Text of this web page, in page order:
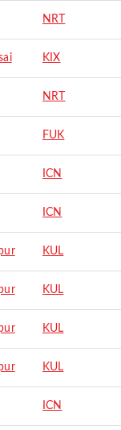
NRT
KIX
NRT
FUK
ICN
ICN
KUL
KUL
KUL
KUL
ICN